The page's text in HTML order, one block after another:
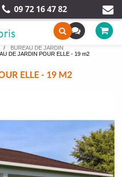
09 72 16 47 82
BUREAU DE JARDIN
DE JARDIN POUR ELLE - 19 m2
ELLE - 19 M2